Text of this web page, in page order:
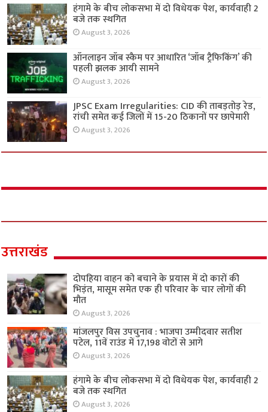
हंगामे के बीच लोकसभा में दो विधेयक पेश, कार्यवाही 2
बजे तक स्थगित
August 3, 2026
ऑनलाइन जॉब स्कैम पर आधारित ‘जॉब ट्रैफिकिंग’ की
पहली झलक आयी सामने
August 3, 2026
JPSC Exam Irregularities: CID की ताबड़तोड़ रेड,
रांची समेत कई जिलों में 15-20 ठिकानों पर छापेमारी
August 3, 2026
उत्तराखंड
दोपहिया वाहन को बचाने के प्रयास में दो कारों की
भिड़ंत, मासूम समेत एक ही परिवार के चार लोगों की
मौत
August 3, 2026
मांजलपुर विस उपचुनाव : भाजपा उम्मीदवार सतीश
पटेल, 11वें राउंड में 17,198 वोटों से आगे
August 3, 2026
हंगामे के बीच लोकसभा में दो विधेयक पेश, कार्यवाही 2
बजे तक स्थगित
August 3, 2026